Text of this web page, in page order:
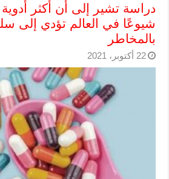
دراسة تشير إلى أن أكثر أدوية
شيوعًا في العالم تؤدي إلى
بالمخاطر
22 أكتوبر، 2021